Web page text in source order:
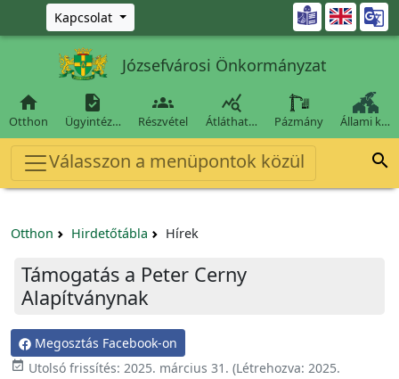
Ugrás a fő tartalomra
Kapcsolat 
Józsefvárosi Önkormányzat

Otthon

Ügyintéz…

Részvétel

Átláthat… Pázmány Állami k…
Válasszon a menüpontok közül 
Otthon Hirdetőtábla Hírek
Támogatás a Peter Cerny
Alapítványnak
Megosztás Facebook-on
 Utolsó frissítés: 2025. március 31. (Létrehozva: 2025.